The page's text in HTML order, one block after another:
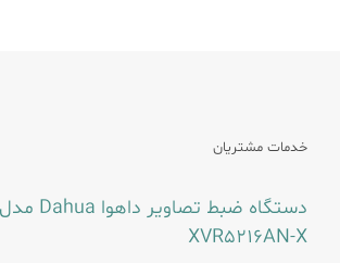
خدمات مشتریان
XVR5216AN-X